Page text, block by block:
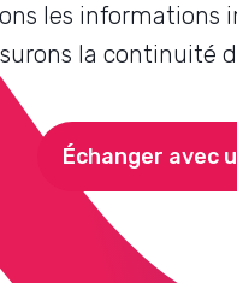
les informations
la continuité
Échanger avec